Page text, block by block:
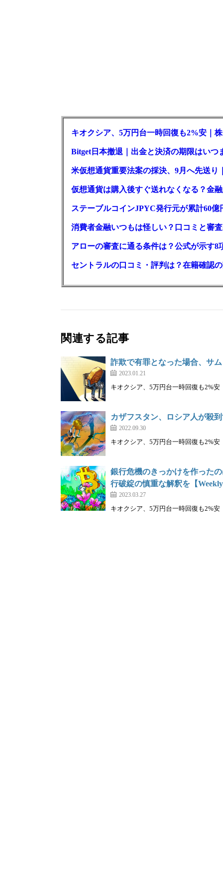
キオクシア、5万円台一時回復も2%安｜
Bitget日本撤退｜出金と決済の期限はいつ
米仮想通貨重要法案の採決、9月へ先送り
仮想通貨は購入後すぐ送れなくなる？金
ステーブルコインJPYC発行元が累計60
消費者金融いつもは怪しい？口コミと審
アローの審査に通る条件は？公式が示す8
セントラルの口コミ・評判は？在籍確認
関連する記事
詐欺で有罪となった場合、サ
2023.01.21
キオクシア、5万円台一時回復も2%
カザフスタン、ロシア人が殺
2022.09.30
キオクシア、5万円台一時回復も2%
銀行危機のきっかけを作った
行破綻の慎重な解釈を【
2023.03.27
キオクシア、5万円台一時回復も2%